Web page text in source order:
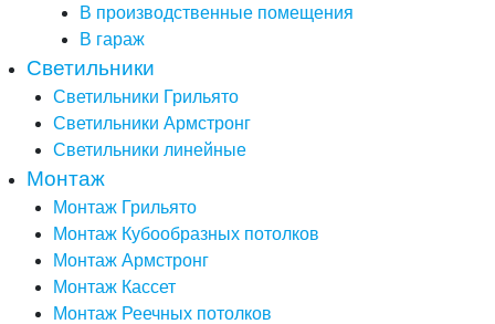
В производственные помещения
В гараж
Светильники
Светильники Грильято
Светильники Армстронг
Светильники линейные
Монтаж
Монтаж Грильято
Монтаж Кубообразных потолков
Монтаж Армстронг
Монтаж Кассет
Монтаж Реечных потолков